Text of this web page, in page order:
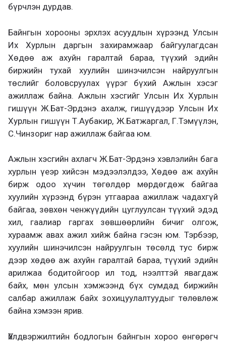
бүрчлэн дурдав.
Байнгын хорооны эрхлэх асуудлын хүрээнд Улсын
Их Хурлын даргын захирамжаар байгуулагдсан
Хөдөө аж ахуйн гаралтай бараа, түүхий эдийн
биржийн тухай хуулийн шинэчилсэн найруулгын
төслийг боловсруулах үүрэг бүхий Ажлын хэсэг
ажиллаж байна. Ажлын хэсгийг Улсын Их Хурлын
гишүүн Ж.Бат-Эрдэнэ ахалж, гишүүдээр Улсын Их
Хурлын гишүүн Т.Аубакир, Ж.Батжаргал, Г.Тэмүүлэн,
С.Чинзориг нар ажиллаж байгаа юм.
Ажлын хэсгийн ахлагч Ж.Бат-Эрдэнэ хэвлэлийн бага
хурлын үеэр хийсэн мэдээлэлдээ, Хөдөө аж ахуйн
бирж одоо хүчин төгөлдөр мөрдөгдөж байгаа
хуулийн хүрээнд бүрэн утгаараа ажиллаж чадахгүй
байгаа, зөвхөн ченжүүдийн цуглуулсан түүхий эдэд
хил, гаалиар гаргах зөвшөөрлийн бичиг олгож,
хураамж авах ажил хийж байна гэсэн юм. Тэрбээр,
хуулийн шинэчилсэн найруулгын төсөлд тус бирж
дээр хөдөө аж ахуйн гаралтай бараа, түүхий эдийн
арилжаа бодитойгоор ил тод, нээлттэй явагдаж
байх, мөн улсын хэмжээнд бүх сумдад биржийн
салбар ажиллаж байх зохицуулалтуудыг төлөвлөж
байна хэмээн ярив.
Үйлдвэржилтийн бодлогын байнгын хороо өнгөрөгч